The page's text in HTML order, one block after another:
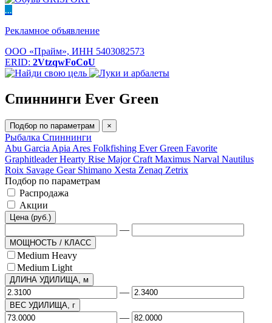
...
Рекламное объявление
ООО «Прайм», ИНН 5403082573
ERID: 2VtzqwFoCoU
Спиннинги Ever Green
Подбор по параметрам ×
Рыбалка Спиннинги
Abu Garcia Apia Ares Folkfishing Ever Green Favorite
GraphitleaderHearty Rise Major Craft Maximus Narval Nautilus
Roix Savage Gear Shimano Xesta Zenaq Zetrix
Подбор по параметрам
Распродажа
Акции
Цена (руб.)
—
МОЩНОСТЬ / КЛАСС
Medium Heavy
Medium Light
ДЛИНА УДИЛИЩА, м
—
ВЕС УДИЛИЩА, г
—